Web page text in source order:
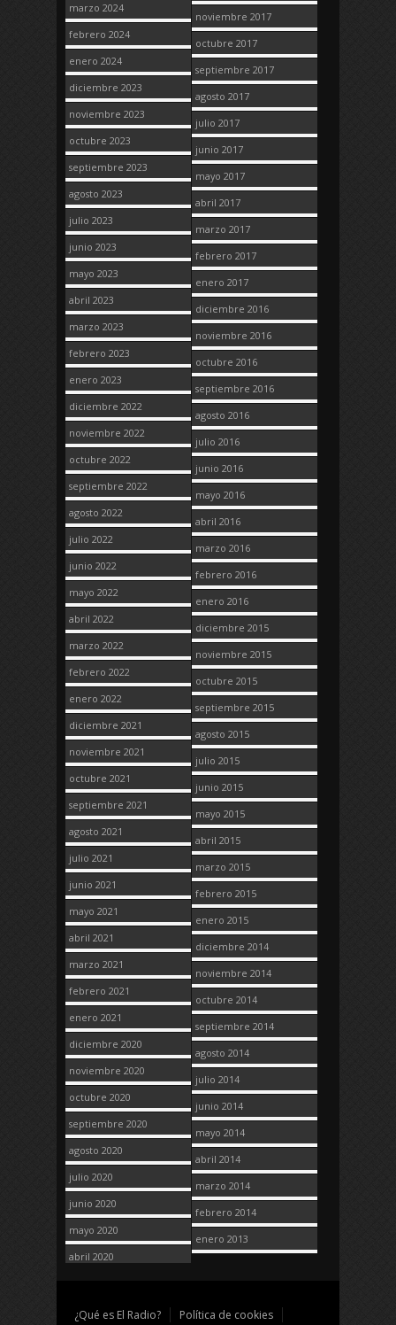
marzo 2024
febrero 2024
enero 2024
diciembre 2023
noviembre 2023
octubre 2023
septiembre 2023
agosto 2023
julio 2023
junio 2023
mayo 2023
abril 2023
marzo 2023
febrero 2023
enero 2023
diciembre 2022
noviembre 2022
octubre 2022
septiembre 2022
agosto 2022
julio 2022
junio 2022
mayo 2022
abril 2022
marzo 2022
febrero 2022
enero 2022
diciembre 2021
noviembre 2021
octubre 2021
septiembre 2021
agosto 2021
julio 2021
junio 2021
mayo 2021
abril 2021
marzo 2021
febrero 2021
enero 2021
diciembre 2020
noviembre 2020
octubre 2020
septiembre 2020
agosto 2020
julio 2020
junio 2020
mayo 2020
abril 2020
noviembre 2017
octubre 2017
septiembre 2017
agosto 2017
julio 2017
junio 2017
mayo 2017
abril 2017
marzo 2017
febrero 2017
enero 2017
diciembre 2016
noviembre 2016
octubre 2016
septiembre 2016
agosto 2016
julio 2016
junio 2016
mayo 2016
abril 2016
marzo 2016
febrero 2016
enero 2016
diciembre 2015
noviembre 2015
octubre 2015
septiembre 2015
agosto 2015
julio 2015
junio 2015
mayo 2015
abril 2015
marzo 2015
febrero 2015
enero 2015
diciembre 2014
noviembre 2014
octubre 2014
septiembre 2014
agosto 2014
julio 2014
junio 2014
mayo 2014
abril 2014
marzo 2014
febrero 2014
enero 2013
¿Qué es El Radio?
Política de cookies